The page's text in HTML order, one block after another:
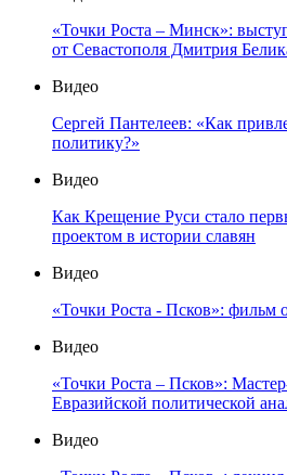
«Точки Роста – Минск»:
от Севастополя Дмитрия
Видео
Сергей Пантелеев: «Как
политику?»
Видео
Как Крещение Руси стало
проектом в истории славян
Видео
«Точки Роста - Псков»: фильм
Видео
«Точки Роста – Псков»:
Евразийской политической
Видео